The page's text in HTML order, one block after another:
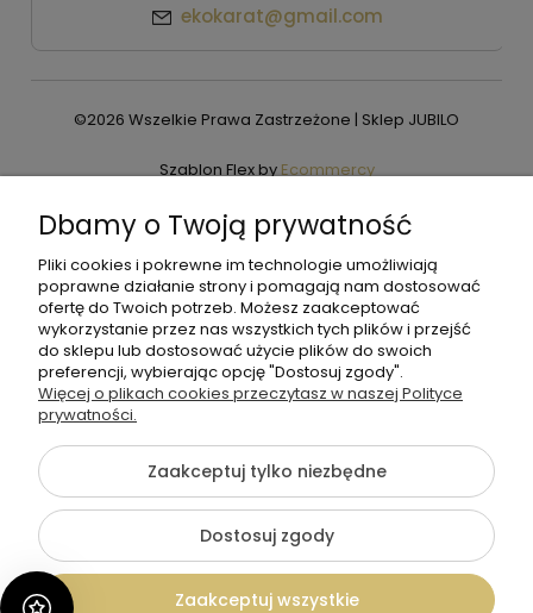
ekokarat@gmail.com
©2026 Wszelkie Prawa Zastrzeżone | Sklep JUBILO
Szablon Flex byEcommercy
Pokaż pełną wersję strony
Dbamy o Twoją prywatność
Pliki cookies i pokrewne im technologie umożliwiają
poprawne działanie strony i pomagają nam dostosować
ofertę do Twoich potrzeb. Możesz zaakceptować
wykorzystanie przez nas wszystkich tych plików i przejść
do sklepu lub dostosować użycie plików do swoich
preferencji, wybierając opcję "Dostosuj zgody".
Więcej o plikach cookies przeczytasz w naszej Polityce
prywatności.
Zaakceptuj tylko niezbędne
Dostosuj zgody
Zaakceptuj wszystkie